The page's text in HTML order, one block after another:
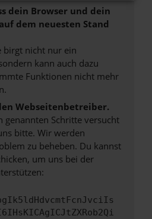
dein Browser und dein
dem neuesten Stand
birgt nicht nur ein
kann auch dazu
Funktionen nicht mehr
Webseitenbetreiber.
genannten Schritte versucht
bitte. Wir werden
zu beheben. Du kannst
um uns bei der